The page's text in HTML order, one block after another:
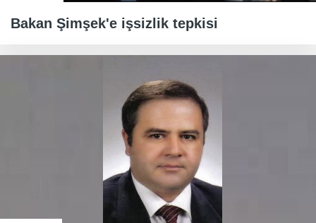
Bakan Şimşek'e işsizlik tepkisi